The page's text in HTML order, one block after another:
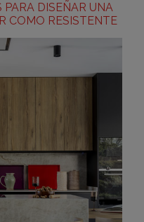
PARA DISEÑAR UNA
COMO RESISTENTE